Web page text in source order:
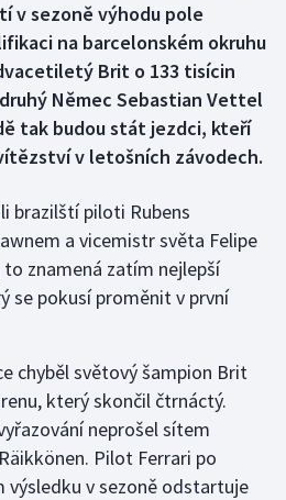
v sezoně výhodu pole
na barcelonském okruhu
Brit o 133 tisícin
Němec Sebastian Vettel
tak budou stát jezdci, kteří
v letošních závodech.
brazilští piloti Rubens
a vicemistr světa Felipe
znamená zatím nejlepší
se pokusí proměnit v první
chyběl světový šampion Brit
který skončil čtrnáctý.
neprošel sítem
Pilot Ferrari po
výsledku v sezoně odstartuje